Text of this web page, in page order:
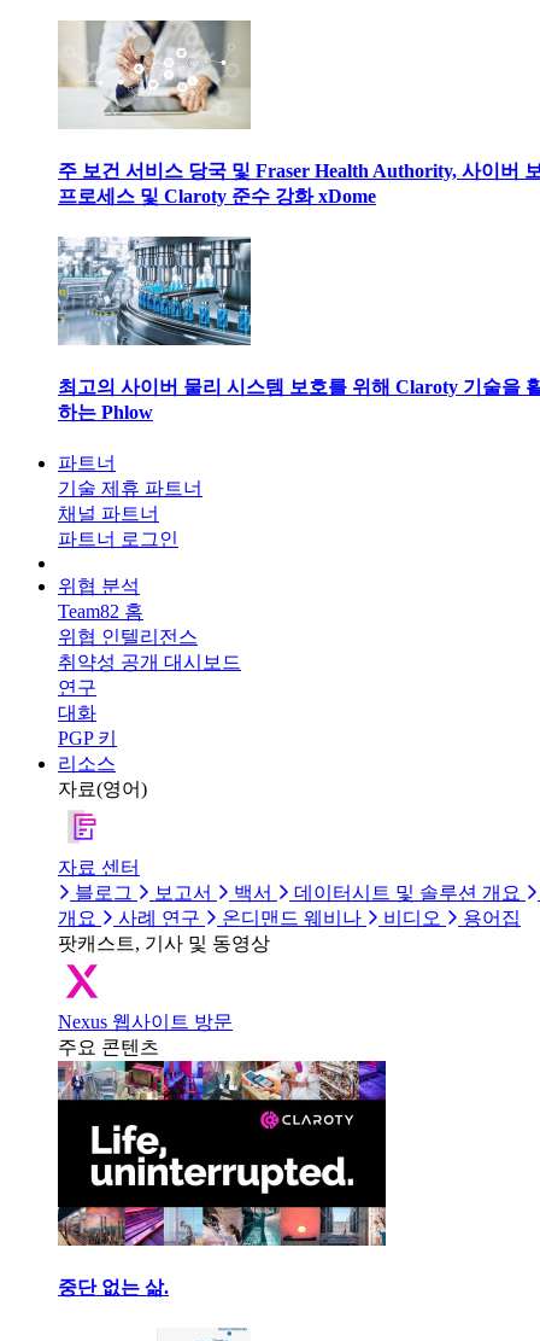
주 보건 서비스 당국 및 Fraser Health Authority, 사이버
프로세스 및 Claroty 준수 강화 xDome
최고의 사이버 물리 시스템 보호를 위해 Claroty 기술을
하는 Phlow
파트너
기술 제휴 파트너
채널 파트너
파트너 로그인
위협 분석
Team82 홈
위협 인텔리전스
취약성 공개 대시보드
연구
대화
PGP 키
리소스
자료(영어)
자료 센터
블로그
보고서 백서
데이터시트 및 솔루션 개요
개요
사례 연구 온디맨드 웨비나 비디오
용어집
팟캐스트, 기사 및 동영상
Nexus 웹사이트 방문
주요 콘텐츠
중단 없는 삶.